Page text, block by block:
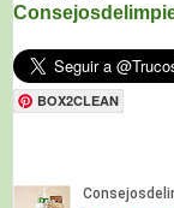
BOX2CLEAN